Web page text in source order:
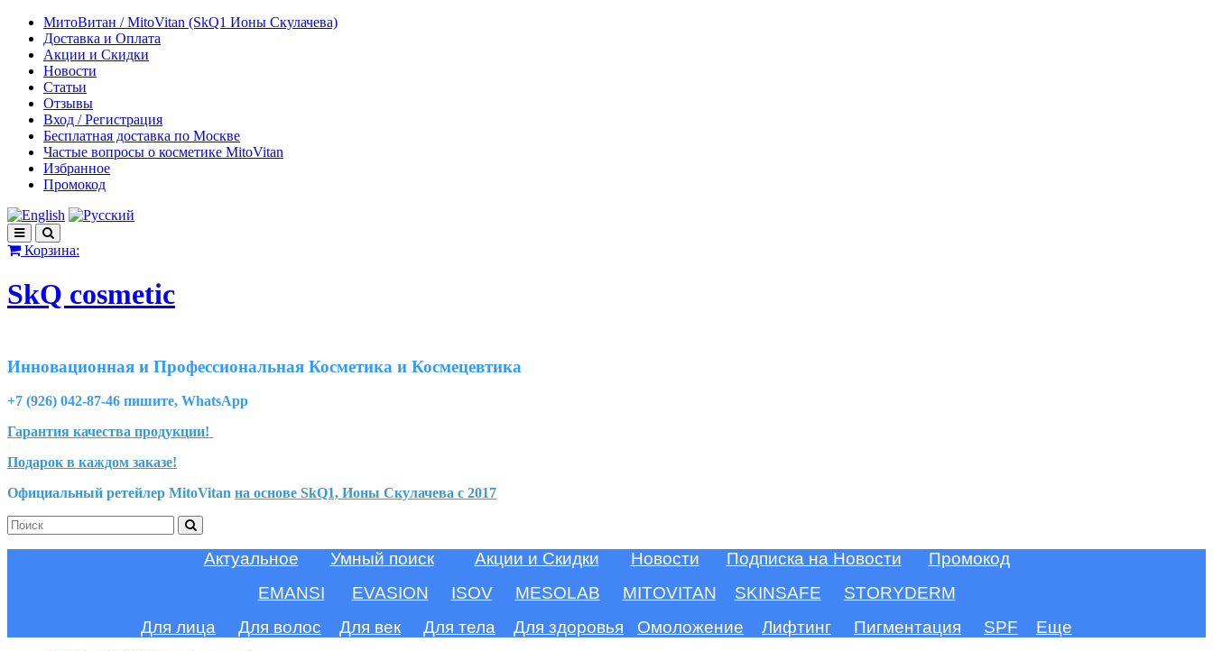
МитоВитан / MitoVitan (SkQ1 Ионы Скулачева)
Доставка и Оплата
Акции и Скидки
Новости
Статьи
Отзывы
Вход / Регистрация
Бесплатная доставка по Москве
Частые вопросы о косметике MitoVitan
Избранное
Промокод
Корзина:
SkQ cosmetic
Инновационная и Профессиональная Косметика и Космецевтика
+7 (926) 042-87-46 пишите, WhatsApp
Гарантия качества продукции!
Подарок в каждом заказе!
Официальный ретейлер MitoVitan на основе SkQ1, Ионы Скулачева c 2017
Актуальное Умный поиск Акции и Скидки Новости Подписка на Новости
Промокод
EMANSI
EVASION ISOV MESOLAB MITOVITAN SKINSAFE
STORYDERM
Для лица
Для волос Для век Для тела Для здоровья Омоложение Лифтинг Пигментация SPF Еще